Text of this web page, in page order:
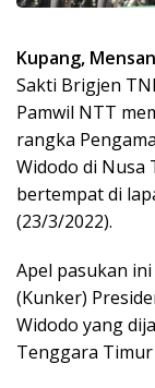
Kupang,
Sakti Brigjen
Pamwil NTT
rangka
Widodo di Nusa
bertempat di
(23/3/2022).
Apel pasukan
(Kunker)
Widodo yang
Tenggara Timur